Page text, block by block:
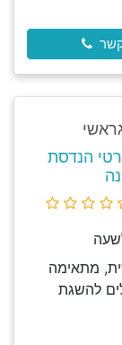
הנדסת
מתאימה
להשגת